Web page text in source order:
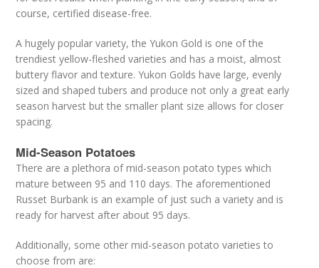
course, certified disease-free.
A hugely popular variety, the Yukon Gold is one of the
trendiest yellow-fleshed varieties and has a moist, almost
buttery flavor and texture. Yukon Golds have large, evenly
sized and shaped tubers and produce not only a great early
season harvest but the smaller plant size allows for closer
spacing.
Mid-Season Potatoes
There are a plethora of mid-season potato types which
mature between 95 and 110 days. The aforementioned
Russet Burbank is an example of just such a variety and is
ready for harvest after about 95 days.
Additionally, some other mid-season potato varieties to
choose from are: